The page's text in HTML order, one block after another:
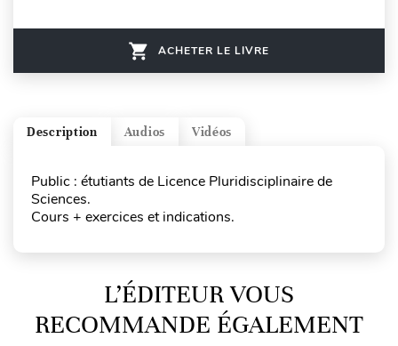
ACHETER LE LIVRE
Vidéos
Audios
Description
Public : étutiants de Licence Pluridisciplinaire de
Sciences.
Cours + exercices et indications.
L’ÉDITEUR VOUS
RECOMMANDE ÉGALEMENT